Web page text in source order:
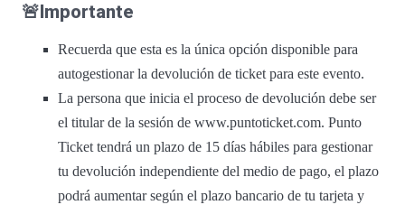
🚨Importante
Recuerda que esta es la única opción disponible para
autogestionar la devolución de ticket para este evento.
La persona que inicia el proceso de devolución debe ser
el titular de la sesión de www.puntoticket.com. Punto
Ticket tendrá un plazo de 15 días hábiles para gestionar
tu devolución independiente del medio de pago, el plazo
podrá aumentar según el plazo bancario de tu tarjeta y